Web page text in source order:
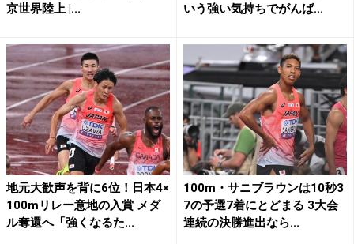
京世界陸上 |...
いう強い気持ちでがんば...
地元大歓声を背に6位！日本4×
100mリレー意地の入賞 メダ
ル奪還へ「強くなるた...
100m・サニブラウンは10秒3
7の予選7着にとどまる 3大会
連続の決勝進出なら...